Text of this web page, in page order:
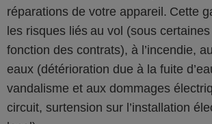
réparations de votre appareil. Cette
les risques liés au vol (sous
fonction des contrats), à l’incendie,
eaux (détérioration due à la fuite
vandalisme et aux dommages
circuit, surtension sur l’installation